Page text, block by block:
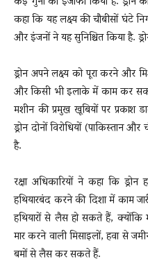
कहा कि यह लक्ष्य की चौबीसों घंटे
और इंजनों ने यह सुनिश्चित किया है.
ड्रोन अपने लक्ष्य को पूरा करने और
और किसी भी इलाके में काम कर
मशीन की प्रमुख खूबियों पर
ड्रोन दोनों विरोधियों
है.
रक्षा अधिकारियों ने कहा कि
हथियारबंद करने की दिशा में काम
हथियारों से लैस हो सकते हैं, क्योंकि
मार करने वाली मिसाइलों, हवा से
बमों से लैस कर सकते हैं.